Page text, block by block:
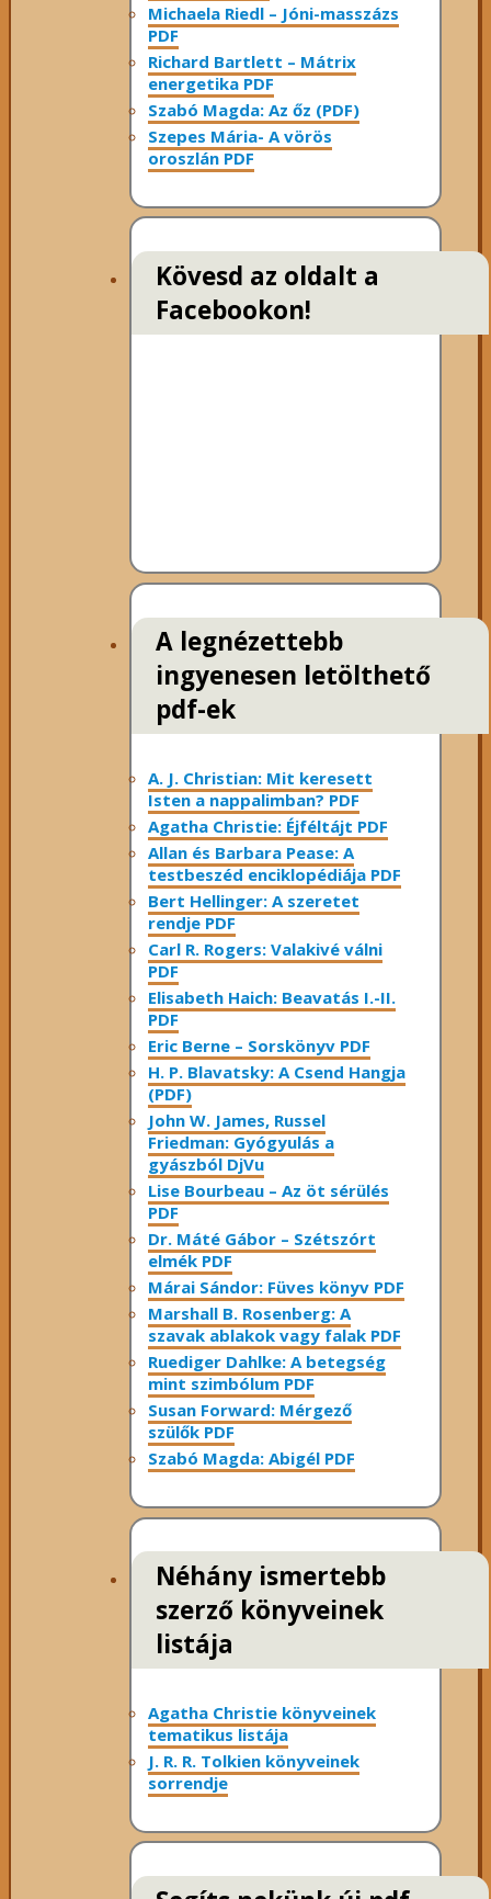
Michaela Riedl – Jóni-masszázs
PDF
Richard Bartlett – Mátrix
energetika PDF
Szabó Magda: Az őz (PDF)
Szepes Mária- A vörös
oroszlán PDF
Kövesd az oldalt a
Facebookon!
A legnézettebb
ingyenesen letölthető
pdf-ek
A. J. Christian: Mit keresett
Isten a nappalimban? PDF
Agatha Christie: Éjféltájt PDF
Allan és Barbara Pease: A
testbeszéd enciklopédiája PDF
Bert Hellinger: A ​szeretet
rendje PDF
Carl R. Rogers: Valakivé válni
PDF
Elisabeth Haich: Beavatás I.-II.
PDF
Eric Berne – Sorskönyv PDF
H. P. Blavatsky: A Csend Hangja
(PDF)
John W. James, Russel
Friedman: Gyógyulás a
gyászból DjVu
Lise Bourbeau – Az öt sérülés
PDF
Dr. Máté Gábor – Szétszórt
elmék PDF
Márai Sándor: Füves könyv PDF
Marshall B. Rosenberg: A
szavak ablakok vagy falak PDF
Ruediger Dahlke: A betegség
mint szimbólum PDF
Susan Forward: Mérgező
szülők PDF
Szabó Magda: Abigél PDF
Néhány ismertebb
szerző könyveinek
listája
Agatha Christie könyveinek
tematikus listája
J. R. R. Tolkien könyveinek
sorrendje